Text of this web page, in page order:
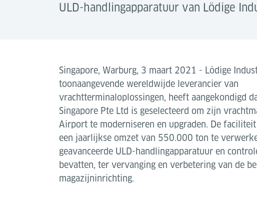
ULD-handlingapparatuur van Lödige
Singapore, Warburg, 3 maart 2021 - Lödige
toonaangevende wereldwijde leverancier van
vrachtterminaloplossingen, heeft aangekondigd
Singapore Pte Ltd is geselecteerd om zijn
Airport te moderniseren en upgraden. De
een jaarlijkse omzet van 550.000 ton te
geavanceerde ULD-handlingapparatuur en
bevatten, ter vervanging en verbetering van de
magazijninrichting.